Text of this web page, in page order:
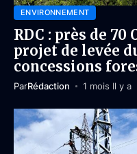
ENVIRONNEMENT
RDC : près de 70
projet de levée
concessions
ParRédaction 1 mois Il y a